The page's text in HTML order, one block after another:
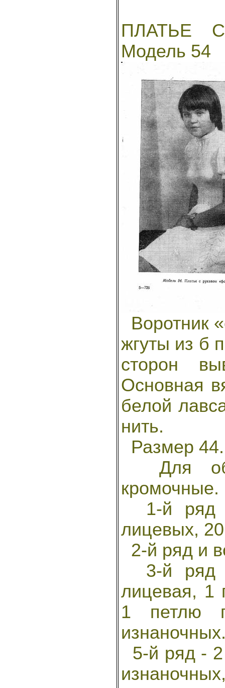
ПЛАТЬЕ
Модель 54
Воротник
жгуты из б
сторон
Основная
белой
нить.
Размер
Для
кромочные.
1-й ряд -
лицевых,
2-й ряд и
3-й ряд -
лицевая, 1
1 петлю
5-й ряд - 2